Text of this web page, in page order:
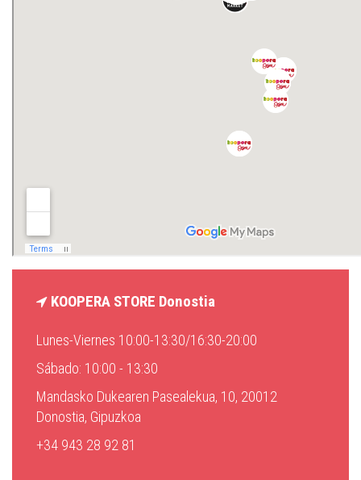
KOOPERA STORE Donostia
Lunes-Viernes 10:00-13:30/16:30-20:00
Sábado: 10:00 - 13:30
Mandasko Dukearen Pasealekua, 10, 20012
Donostia, Gipuzkoa
+34 943 28 92 81